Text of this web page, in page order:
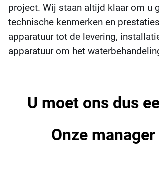
project. Wij staan ​​altijd klaar om u
technische kenmerken en
apparatuur tot de levering,
apparatuur om het
U moet ons dus
Onze